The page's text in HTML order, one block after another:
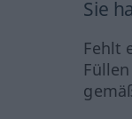
Sie
Fehlt